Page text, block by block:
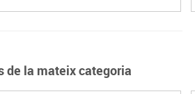
de la mateix categoria